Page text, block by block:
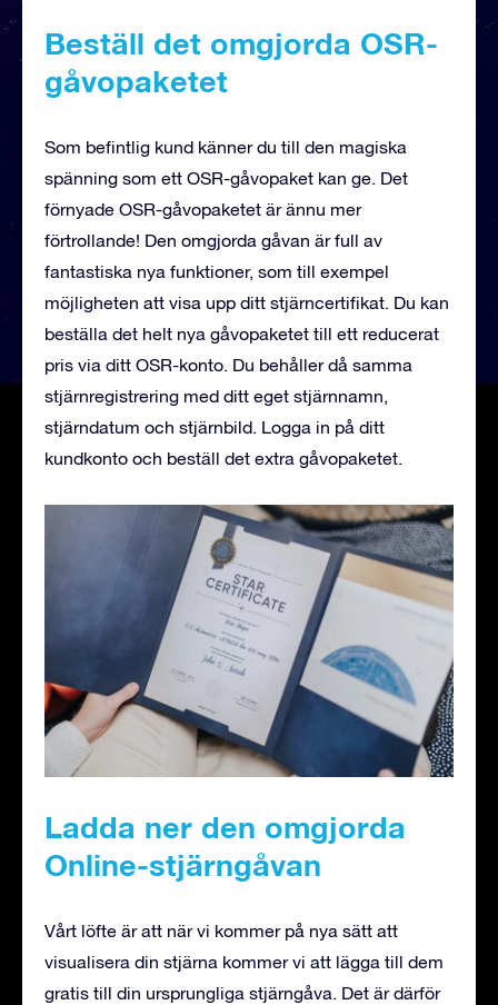
Beställ det omgjorda OSR-
gåvopaketet
Som befintlig kund känner du till den magiska
spänning som ett OSR-gåvopaket kan ge. Det
förnyade OSR-gåvopaketet är ännu mer
förtrollande! Den omgjorda gåvan är full av
fantastiska nya funktioner, som till exempel
möjligheten att visa upp ditt stjärncertifikat. Du kan
beställa det helt nya gåvopaketet till ett reducerat
pris via ditt OSR-konto. Du behåller då samma
stjärnregistrering med ditt eget stjärnnamn,
stjärndatum och stjärnbild. Logga in på ditt
kundkonto och beställ det extra gåvopaketet.
Ladda ner den omgjorda
Online-stjärngåvan
Vårt löfte är att när vi kommer på nya sätt att
visualisera din stjärna kommer vi att lägga till dem
gratis till din ursprungliga stjärngåva. Det är därför